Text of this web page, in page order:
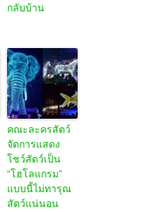
กลับบ้าน
คณะละครสัตว์
จัดการแสดง
โชว์สัตว์เป็น
“โฮโลแกรม”
แบบนี้ไม่ทารุณ
สัตว์แน่นอน